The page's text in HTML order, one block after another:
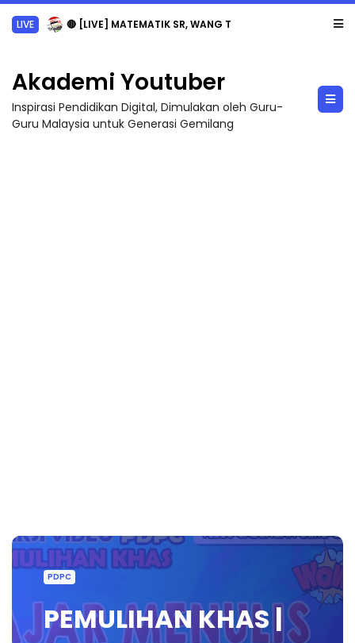
LIVE 🔴 [LIVE] MATEMATIK SR, WANG TAHUN 6 OLEH CIKGU ANITA #ALLINONE #141 #...
Akademi Youtuber
Inspirasi Pendidikan Digital, Dimulakan oleh Guru-
Guru Malaysia untuk Generasi Gemilang
PDPC
PEMULIHAN KHAS |